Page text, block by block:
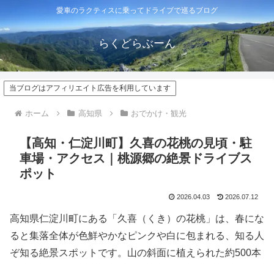
愛車のラクティスに乗ってドライブで巡るブログ
らくどらぶーん
当ブログはアフィリエイト広告を利用しています
ホーム 高知県 おでかけ・観光
【高知・仁淀川町】久喜の花桃の見頃・駐
車場・アクセス｜桃源郷の絶景ドライブス
ポット
2026.04.03 2026.07.12
高知県仁淀川町にある「久喜（くき）の花桃」は、春にな
ると集落全体が色鮮やかなピンクや白に包まれる、知る人
ぞ知る絶景スポットです。山の斜面に植えられた約500本